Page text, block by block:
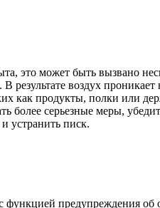
это может быть вызвано
воздух
как продукты, полки или
более серьезные меры,
устранить писк.
функцией предупреждения